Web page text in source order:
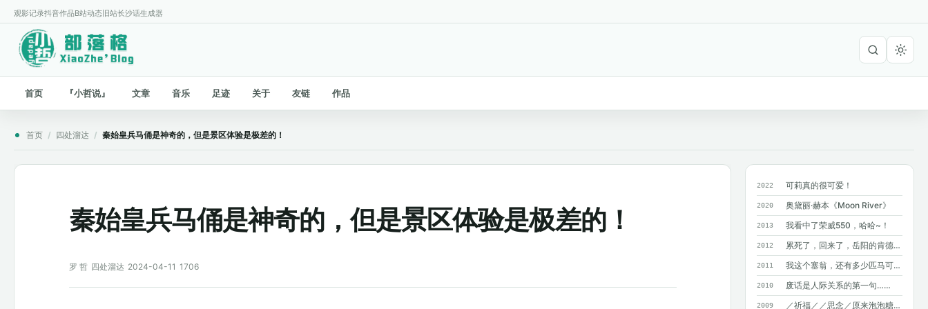
观影记录抖音作品B站动态 旧站长沙话生成器
首页 『小哲说』 文章 音乐 足迹 关于 友链 作品
首页 / 四处溜达 / 秦始皇兵马俑是神奇的，但是景区体验是极差的！
2022 可莉真的很可爱！
2020 奥黛丽·赫本《Moon River》
2013 我看中了荣威550，哈哈~！
2012 累死了，回来了，岳阳的肯德基附近没有麦...
2011 我这个塞翁，还有多少匹马可以丢掉呢？
2010 废话是人际关系的第一句……
2009 ／祈福／／思念／原来泡泡糖不能吞呀~
秦始皇兵马俑是神奇的，但是景区体验是极差的！
罗 哲 四处溜达 2024-04-11 1706